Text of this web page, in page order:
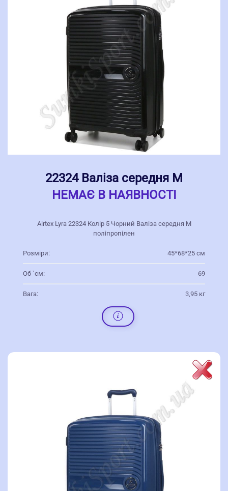
22324 Валіза середня M
НЕМАЄ В НАЯВНОСТІ
Airtex Lyra 22324 Колір 5 Чорний Валіза середня M
поліпропілен
Розміри: 45*68*25 см
Об `єм: 69
Вага: 3,95 кг